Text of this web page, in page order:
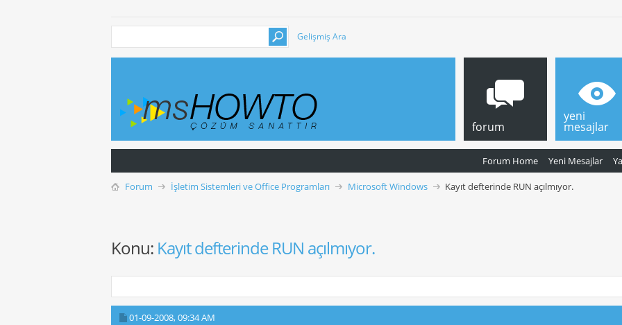
Gelişmiş Ara
forum
Forum Home Yeni Mesajlar
yeni
mesajlar
Forum İşletim Sistemleri ve Office Programları Microsoft Windows Kayıt defterinde RUN açılmıyor.
Konu: Kayıt defterinde RUN açılmıyor.
01-09-2008,09:34 AM